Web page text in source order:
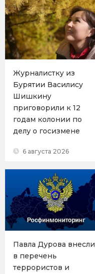
Журналистку из
Бурятии Василису
Шишкину
приговорили к 12
годам колонии по
делу о госизмене
6 августа 2026
Павла Дурова внесли
в перечень
террористов и